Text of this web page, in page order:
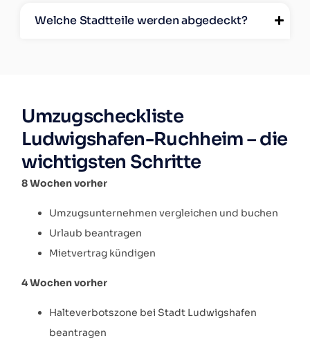
Welche Stadtteile werden abgedeckt?
Umzugscheckliste
Ludwigshafen-Ruchheim – die
wichtigsten Schritte
8 Wochen vorher
Umzugsunternehmen vergleichen und buchen
Urlaub beantragen
Mietvertrag kündigen
4 Wochen vorher
Halteverbotszone bei Stadt Ludwigshafen
beantragen